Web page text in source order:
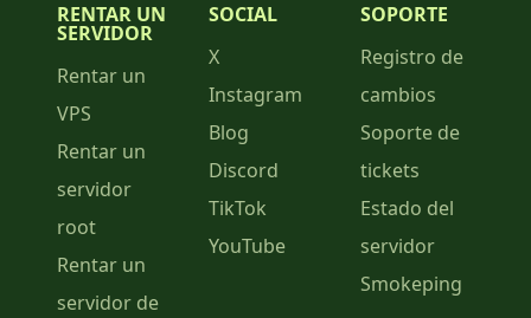
RENTAR UN
SERVIDOR
Rentar un
VPS
Rentar un
servidor
root
Rentar un
servidor de
SOCIAL
X
Instagram
Blog
Discord
TikTok
YouTube
SOPORTE
Registro de
cambios
Soporte de
tickets
Estado del
servidor
Smokeping